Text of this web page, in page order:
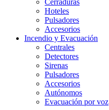
Hoteles
Pulsadores
Accesorios
Incendio y Evacuación
Centrales
Detectores
Sirenas
Pulsadores
Accesorios
Autónomos
Evacuación por voz